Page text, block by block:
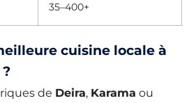
35–400+
cuisine locale à
de Deira, Karama ou